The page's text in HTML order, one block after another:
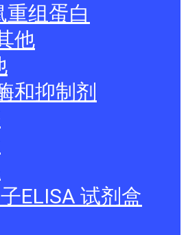
重组蛋白
他
和抑制剂
ELISA 试剂盒